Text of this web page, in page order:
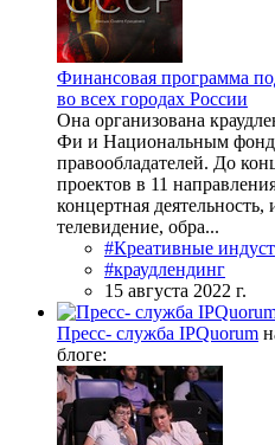
Финансовая программа
во всех городах России
Она организована
Фи и Национальным
правообладателей. До
проектов в 11
концертная деятельность,
телевидение, обра...
#Креативные
#краудлендинг
15 августа 2022 г.
Пресс- служба IPQuorum
блоге: